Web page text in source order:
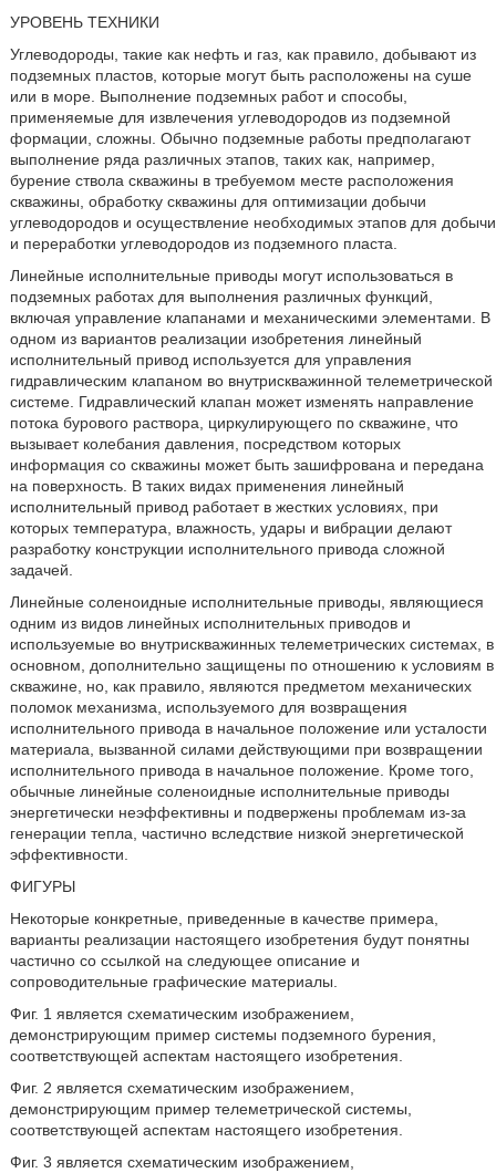
УРОВЕНЬ ТЕХНИКИ
Углеводороды, такие как нефть и газ, как правило, добывают из
подземных пластов, которые могут быть расположены на суше
или в море. Выполнение подземных работ и способы,
применяемые для извлечения углеводородов из подземной
формации, сложны. Обычно подземные работы предполагают
выполнение ряда различных этапов, таких как, например,
бурение ствола скважины в требуемом месте расположения
скважины, обработку скважины для оптимизации добычи
углеводородов и осуществление необходимых этапов для добычи
и переработки углеводородов из подземного пласта.
Линейные исполнительные приводы могут использоваться в
подземных работах для выполнения различных функций,
включая управление клапанами и механическими элементами. В
одном из вариантов реализации изобретения линейный
исполнительный привод используется для управления
гидравлическим клапаном во внутрискважинной телеметрической
системе. Гидравлический клапан может изменять направление
потока бурового раствора, циркулирующего по скважине, что
вызывает колебания давления, посредством которых
информация со скважины может быть зашифрована и передана
на поверхность. В таких видах применения линейный
исполнительный привод работает в жестких условиях, при
которых температура, влажность, удары и вибрации делают
разработку конструкции исполнительного привода сложной
задачей.
Линейные соленоидные исполнительные приводы, являющиеся
одним из видов линейных исполнительных приводов и
используемые во внутрискважинных телеметрических системах, в
основном, дополнительно защищены по отношению к условиям в
скважине, но, как правило, являются предметом механических
поломок механизма, используемого для возвращения
исполнительного привода в начальное положение или усталости
материала, вызванной силами действующими при возвращении
исполнительного привода в начальное положение. Кроме того,
обычные линейные соленоидные исполнительные приводы
энергетически неэффективны и подвержены проблемам из-за
генерации тепла, частично вследствие низкой энергетической
эффективности.
ФИГУРЫ
Некоторые конкретные, приведенные в качестве примера,
варианты реализации настоящего изобретения будут понятны
частично со ссылкой на следующее описание и
сопроводительные графические материалы.
Фиг. 1 является схематическим изображением,
демонстрирующим пример системы подземного бурения,
соответствующей аспектам настоящего изобретения.
Фиг. 2 является схематическим изображением,
демонстрирующим пример телеметрической системы,
соответствующей аспектам настоящего изобретения.
Фиг. 3 является схематическим изображением,